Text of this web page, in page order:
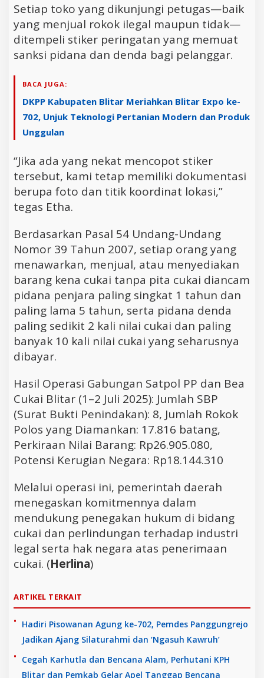
Setiap toko yang dikunjungi petugas—baik
yang menjual rokok ilegal maupun tidak—
ditempeli stiker peringatan yang memuat
sanksi pidana dan denda bagi pelanggar.
BACA JUGA:
DKPP Kabupaten Blitar Meriahkan Blitar Expo ke-
702, Unjuk Teknologi Pertanian Modern dan Produk
Unggulan
“Jika ada yang nekat mencopot stiker
tersebut, kami tetap memiliki dokumentasi
berupa foto dan titik koordinat lokasi,”
tegas Etha.
Berdasarkan Pasal 54 Undang-Undang
Nomor 39 Tahun 2007, setiap orang yang
menawarkan, menjual, atau menyediakan
barang kena cukai tanpa pita cukai diancam
pidana penjara paling singkat 1 tahun dan
paling lama 5 tahun, serta pidana denda
paling sedikit 2 kali nilai cukai dan paling
banyak 10 kali nilai cukai yang seharusnya
dibayar.
Hasil Operasi Gabungan Satpol PP dan Bea
Cukai Blitar (1–2 Juli 2025): Jumlah SBP
(Surat Bukti Penindakan): 8, Jumlah Rokok
Polos yang Diamankan: 17.816 batang,
Perkiraan Nilai Barang: Rp26.905.080,
Potensi Kerugian Negara: Rp18.144.310
Melalui operasi ini, pemerintah daerah
menegaskan komitmennya dalam
mendukung penegakan hukum di bidang
cukai dan perlindungan terhadap industri
legal serta hak negara atas penerimaan
cukai. (Herlina)
ARTIKEL TERKAIT
Hadiri Pisowanan Agung ke-702, Pemdes Panggungrejo
Jadikan Ajang Silaturahmi dan ‘Ngasuh Kawruh’
Cegah Karhutla dan Bencana Alam, Perhutani KPH
Blitar dan Pemkab Gelar Apel Tanggap Bencana